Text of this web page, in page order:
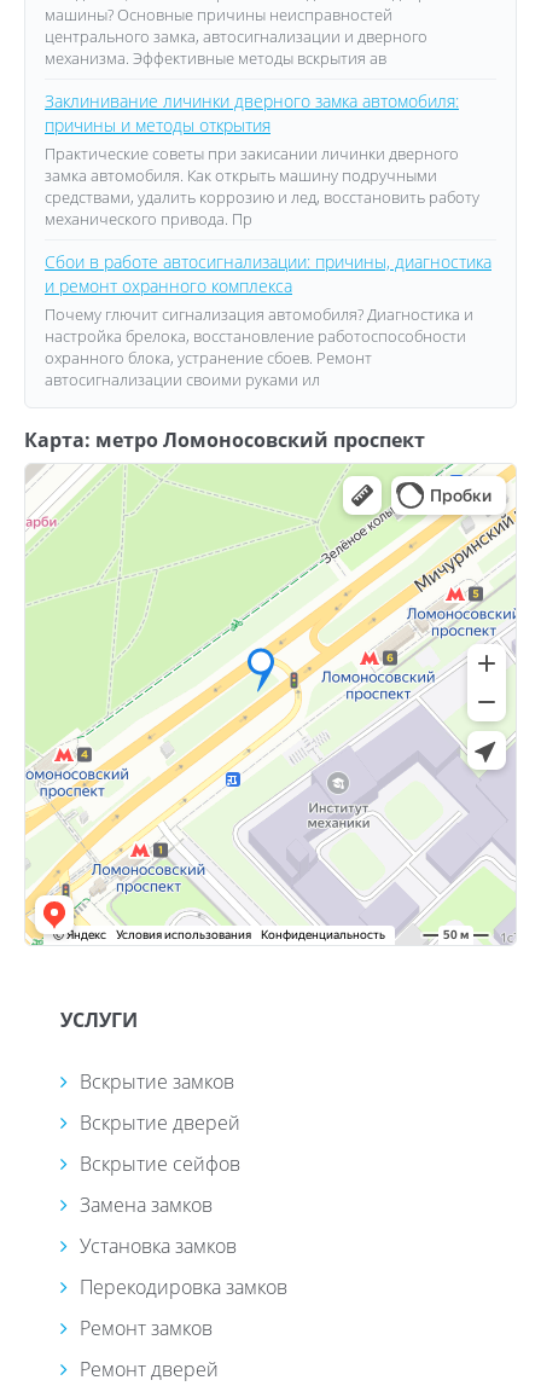
машины? Основные причины неисправностей
центрального замка, автосигнализации и дверного
механизма. Эффективные методы вскрытия ав
Заклинивание личинки дверного замка автомобиля:
причины и методы открытия
Практические советы при закисании личинки дверного
замка автомобиля. Как открыть машину подручными
средствами, удалить коррозию и лед, восстановить работу
механического привода. Пр
Сбои в работе автосигнализации: причины, диагностика
и ремонт охранного комплекса
Почему глючит сигнализация автомобиля? Диагностика и
настройка брелока, восстановление работоспособности
охранного блока, устранение сбоев. Ремонт
автосигнализации своими руками ил
Карта: метро Ломоносовский проспект
УСЛУГИ
Вскрытие замков
Вскрытие дверей
Вскрытие сейфов
Замена замков
Установка замков
Перекодировка замков
Ремонт замков
Ремонт дверей